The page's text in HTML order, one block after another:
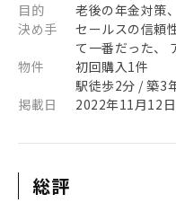
目的
老後の年金対策
決め手
セールスの信頼
て一番だった、
物件
初回購入1件
駅徒歩2分 / 築3
掲載日
2022年11月12日
総評